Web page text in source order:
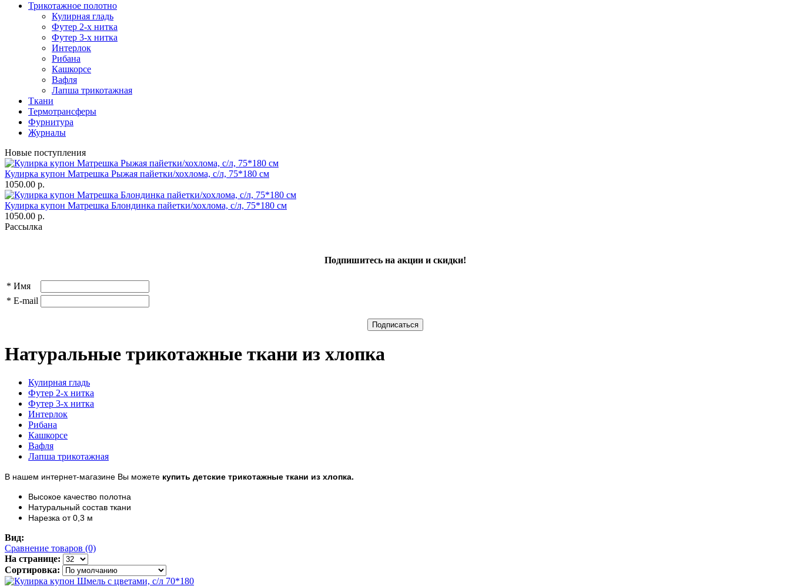
Трикотажное полотно
Кулирная гладь
Футер 2-х нитка
Футер 3-х нитка
Интерлок
Рибана
Кашкорсе
Вафля
Лапша трикотажная
Ткани
Термотрансферы
Фурнитура
Журналы
Новые поступления
Кулирка купон Матрешка Рыжая пайетки/хохлома, с/л, 75*180 см
1050.00 р.
Кулирка купон Матрешка Блондинка пайетки/хохлома, с/л, 75*180 см
1050.00 р.
Рассылка
Подпишитесь на акции и скидки!
* Имя
* E-mail
Натуральные трикотажные ткани из хлопка
Кулирная гладь
Футер 2-х нитка
Футер 3-х нитка
Интерлок
Рибана
Кашкорсе
Вафля
Лапша трикотажная
В нашем интернет-магазине Вы можете купить детские трикотажные ткани из хлопка.
Высокое качество полотна
Натуральный состав ткани
Нарезка от 0,3 м
Вид:
Сравнение товаров (0)
На странице:
Сортировка: